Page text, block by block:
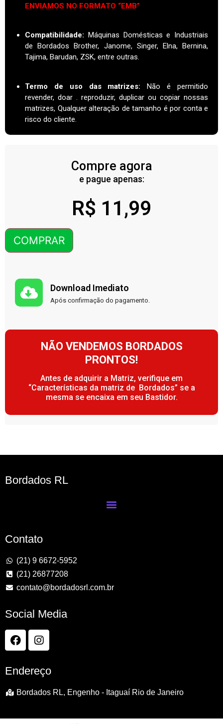
ENVIAMOS NO FORMATO “EMB”
Compatibilidade: Máquinas Domésticas e Industriais
de Bordados Brother, Janome, Singer, Elna, Bernina,
Tajima, Barudan, ZSK, entre outras.
Termo de uso das matrizes:
Não é permitido
revender, doar . reproduzir, duplicar ou copiar nossas
matrizes, Qualquer alteração de tamanho é por conta e
risco do cliente.
Compre agora
e pague apenas:
R$ 11,99
COMPRAR
Download Imediato
Após confirmação do pagamento.
NÃO VENDEMOS BORDADOS
PRONTOS!
Antes de adquirir a Matriz, verifique em
“Características da matriz de Bordados” se a
mesma se encaixa em seu Bastidor.
Bordados RL
Contato
(21) 9 6672-5952
(21) 26877208
contato@bordadosrl.com.br
Social Media
Endereço
Bordados RL, Engenho - Itaguaí Rio de Janeiro